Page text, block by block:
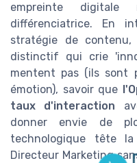
empreinte
différenciatrice. En
stratégie de
distinctif qui crie
mentent pas (ils sont
émotion), savoir que
taux d'interaction
donner envie de
technologique tête
Directeur Marketing